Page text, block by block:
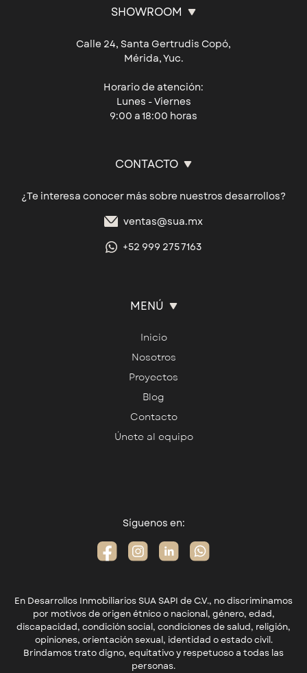
SHOWROOM
Calle 24, Santa Gertrudis Copó,
Mérida, Yuc.
Horario de atención:
Lunes - Viernes
9:00 a 18:00 horas
CONTACTO
¿Te interesa conocer más sobre nuestros desarrollos?
ventas@sua.mx
+52 999 275 7163
MENÚ
Inicio
Nosotros
Proyectos
Blog
Contacto
Únete al equipo
Síguenos en:
En Desarrollos Inmobiliarios SUA SAPI de C.V., no discriminamos
por motivos de origen étnico o nacional, género, edad,
discapacidad, condición social, condiciones de salud, religión,
opiniones, orientación sexual, identidad o estado civil.
Brindamos trato digno, equitativo y respetuoso a todas las
personas.